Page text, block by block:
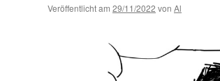
Veröffentlicht am 29/11/2022 von Al